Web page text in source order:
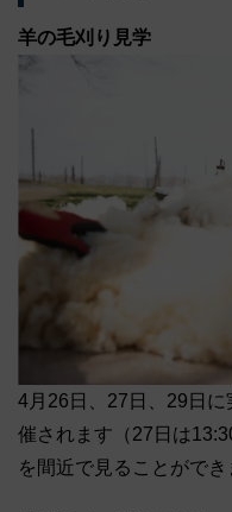
羊の毛刈り見学
4月26日、27日、29日
催されます（27日は
を間近で見ることができ